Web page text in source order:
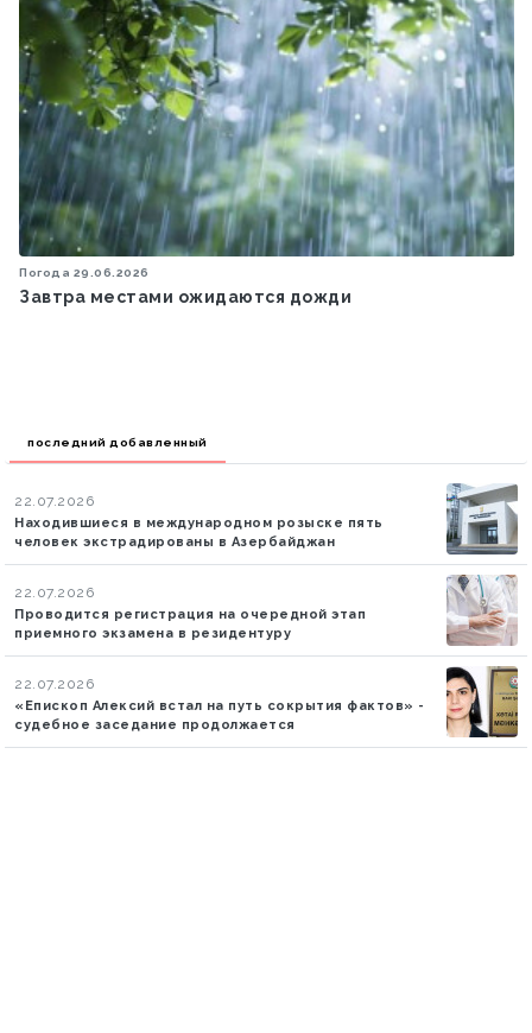
Погода 29.06.2026
Завтра местами ожидаются дожди
последний добавленный
22.07.2026
Находившиеся в международном розыске пять
человек экстрадированы в Азербайджан
22.07.2026
Проводится регистрация на очередной этап
приемного экзамена в резидентуру
22.07.2026
«Епископ Алексий встал на путь сокрытия фактов» -
судебное заседание продолжается